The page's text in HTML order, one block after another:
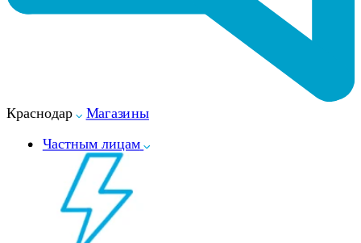
Краснодар
Магазины
Частным лицам